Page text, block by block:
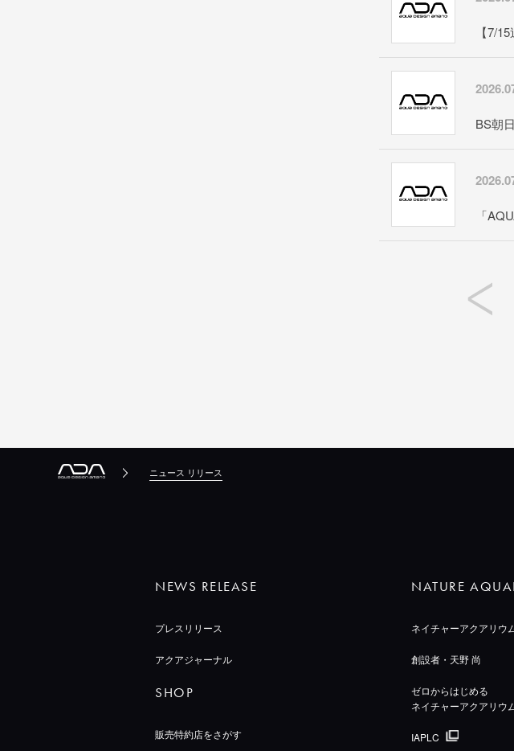
【7/
BS朝
「
ニュース リリース
NEWS RELEASE
プレスリリース
アクアジャーナル
SHOP
販売特約店をさがす
NATURE
ネイチャーアクアリウ
創設者・天野 尚
ゼロからはじめる
ネイチャーアクアリウ
IAPLC